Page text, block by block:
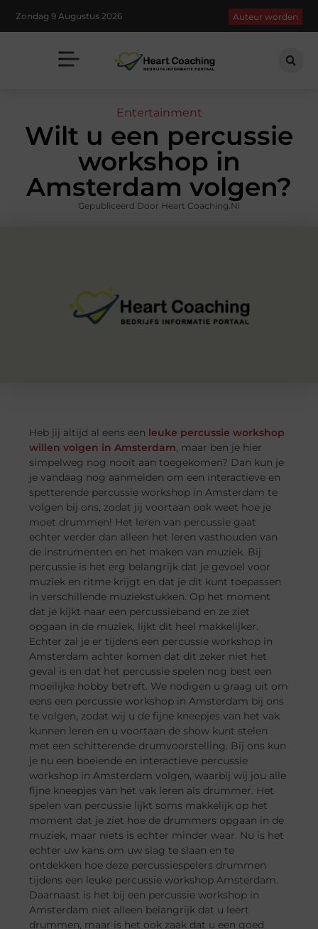
Zondag 9 Augustus 2026 Auteur worden
Entertainment
Wilt u een percussie
workshop in
Amsterdam volgen?
Gepubliceerd Door Heart Coaching.nl
Heb jij altijd al eens een leuke percussie workshop
willen volgen in Amsterdam, maar ben je hier
simpelweg nog nooit aan toegekomen? Dan kun je
je vandaag nog aanmelden om een interactieve en
spetterende percussie workshop in Amsterdam te
volgen bij ons, zodat jij voortaan ook weet hoe je
moet drummen! Het leren van percussie gaat
echter verder dan alleen het leren vasthouden van
de instrumenten en het maken van muziek. Bij
percussie is het erg belangrijk dat je gevoel voor
muziek en ritme krijgt en dat je dit kunt toepassen
in verschillende muziekstukken. Op het moment
dat je kijkt naar een percussieband en ze ziet
opgaan in de muziek, lijkt dit heel makkelijker.
Echter zal je er tijdens een percussie workshop in
Amsterdam achter komen dat dit zeker niet het
geval is en dat het percussie spelen nog best een
moeilijke hobby betreft. We nodigen u graag uit om
eens een percussie workshop in Amsterdam bij ons
te volgen, zodat wij u de fijne kneepjes van het vak
kunnen leren en u voortaan de show kunt stelen
met een schitterende drumvoorstelling. Bij ons kun
je nu een boeiende en interactieve percussie
workshop in Amsterdam volgen, waarbij wij jou alle
fijne kneepjes van het vak leren als drummer. Het
spelen van percussie lijkt soms makkelijk op het
moment dat je ziet hoe de drummers opgaan in de
muziek, maar niets is echter minder waar. Nu is het
echter uw kans om uw slag te slaan en te
ontdekken hoe deze percussiespelers drummen
tijdens een leuke percussie workshop Amsterdam.
Daarnaast is het bij een percussie workshop in
Amsterdam niet alleen belangrijk dat u leert
drummen, maar is het ook zaak dat u een goed